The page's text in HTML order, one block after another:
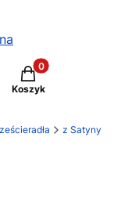
Produkty w
Koszyk
z Satyny